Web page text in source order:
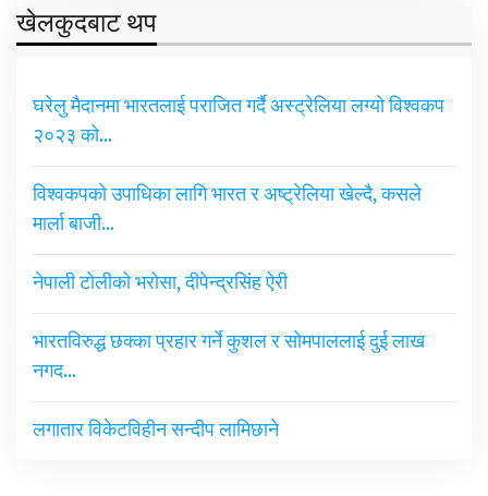
खेलकुदबाट थप
घरेलु मैदानमा भारतलाई पराजित गर्दै अस्ट्रेलिया लग्यो विश्वकप
२०२३ को…
विश्वकपको उपाधिका लागि भारत र अष्ट्रेलिया खेल्दै, कसले
मार्ला बाजी…
नेपाली टोलीको भरोसा, दीपेन्द्रसिंह ऐरी
भारतविरुद्ध छक्का प्रहार गर्ने कुशल र सोमपाललाई दुई लाख
नगद…
लगातार विकेटविहीन सन्दीप लामिछाने